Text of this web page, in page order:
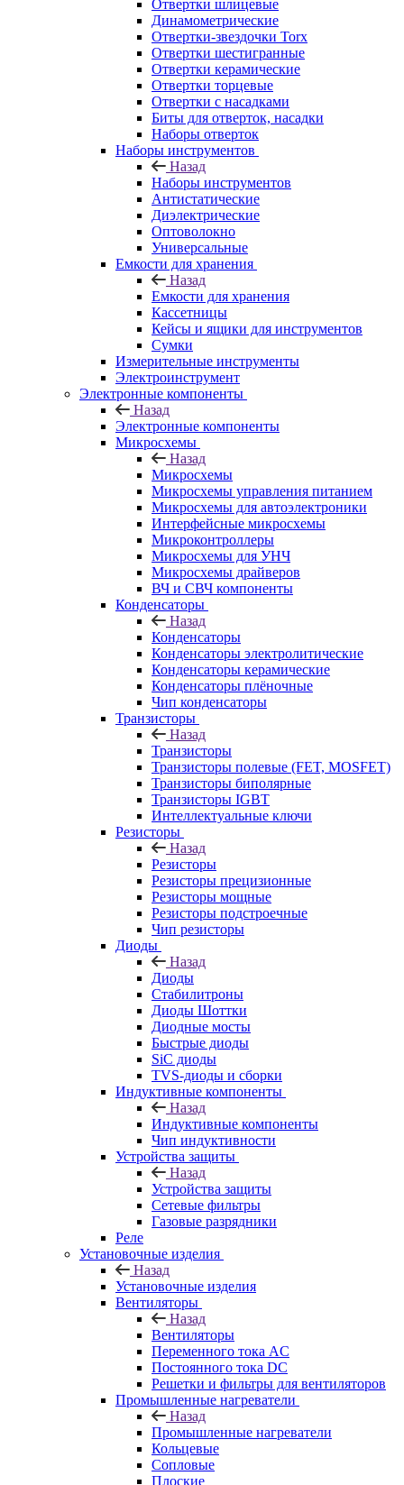
Отвертки шлицевые
Динамометрические
Отвертки-звездочки Torx
Отвертки шестигранные
Отвертки керамические
Отвертки торцевые
Отвертки с насадками
Биты для отверток, насадки
Наборы отверток
Наборы инструментов
Назад
Наборы инструментов
Антистатические
Диэлектрические
Оптоволокно
Универсальные
Емкости для хранения
Назад
Емкости для хранения
Кассетницы
Кейсы и ящики для инструментов
Сумки
Измерительные инструменты
Электроинструмент
Электронные компоненты
Назад
Электронные компоненты
Микросхемы
Назад
Микросхемы
Микросхемы управления питанием
Микросхемы для автоэлектроники
Интерфейсные микросхемы
Микроконтроллеры
Микросхемы для УНЧ
Микросхемы драйверов
ВЧ и СВЧ компоненты
Конденсаторы
Назад
Конденсаторы
Конденсаторы электролитические
Конденсаторы керамические
Конденсаторы плёночные
Чип конденсаторы
Транзисторы
Назад
Транзисторы
Транзисторы полевые (FET, MOSFET)
Транзисторы биполярные
Транзисторы IGBT
Интеллектуальные ключи
Резисторы
Назад
Резисторы
Резисторы прецизионные
Резисторы мощные
Резисторы подстроечные
Чип резисторы
Диоды
Назад
Диоды
Стабилитроны
Диоды Шоттки
Диодные мосты
Быстрые диоды
SiC диоды
TVS-диоды и сборки
Индуктивные компоненты
Назад
Индуктивные компоненты
Чип индуктивности
Устройства защиты
Назад
Устройства защиты
Сетевые фильтры
Газовые разрядники
Реле
Установочные изделия
Назад
Установочные изделия
Вентиляторы
Назад
Вентиляторы
Переменного тока AC
Постоянного тока DC
Решетки и фильтры для вентиляторов
Промышленные нагреватели
Назад
Промышленные нагреватели
Кольцевые
Сопловые
Плоские